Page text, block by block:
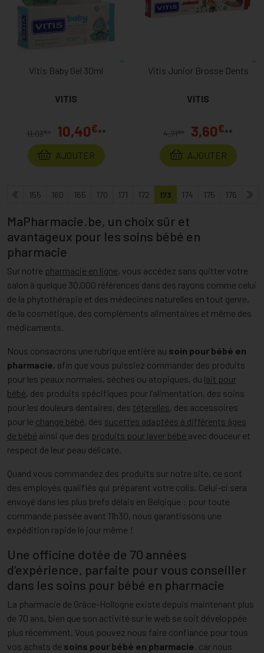
Vitis Baby Gel 30ml
VITIS
11,03€ * 10,40€**
AJOUTER
Vitis Junior Brosse Dents
VITIS
4,71€* 3,60€**
AJOUTER
155 160 165 170 171 172 173 174 175 176
MaPharmacie.be, un choix sûr et
avantageux pour les soins bébé en
pharmacie
Sur notre pharmacie en ligne, vous accédez sans quitter votre
salon à quelque 30.000 références dans des rayons comme celui
de la phytothérapie et des médecines naturelles en tout genre,
de la cosmétique, des compléments alimentaires et même des
médicaments.
Nous consacrons une rubrique entière au soin pour bébé en
pharmacie, afin que vous puissiez commander des produits
pour les peaux normales, sèches ou atopiques, du lait pour
bébé, des produits spécifiques pour l’alimentation, des soins
pour les douleurs dentaires, des téterelles, des accessoires
pour le change bébé, des sucettes adaptées à différents âges
de bébé ainsi que des produits pour laver bébé avec douceur et
respect de leur peau délicate.
Quand vous commandez des produits sur notre site, ce sont
des employés qualifiés qui préparent votre colis. Celui-ci sera
envoyé dans les plus brefs délais en Belgique : pour toute
commande passée avant 11h30, nous garantissons une
expédition rapide le jour même !
Une officine dotée de 70 années
d’expérience, parfaite pour vous conseiller
dans les soins pour bébé en pharmacie
La pharmacie de Grâce-Hollogne existe depuis maintenant plus
de 70 ans, bien que son activité sur le web se soit développée
plus récemment. Vous pouvez nous faire confiance pour tous
vos achats de soins pour bébé en pharmacie, car nous